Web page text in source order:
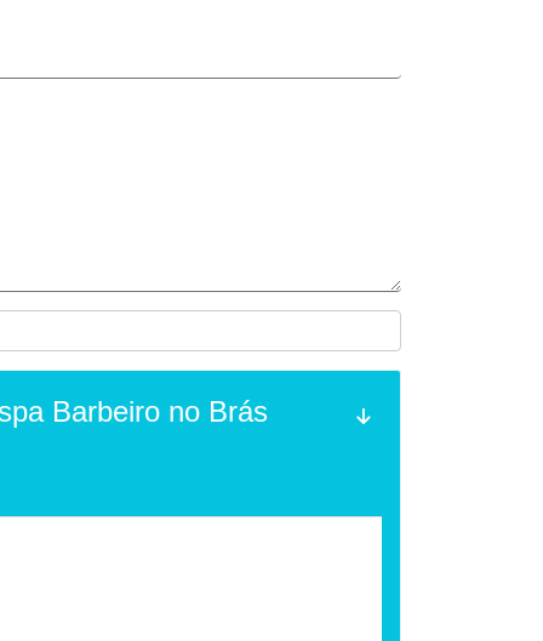
Barbeiro no Brás